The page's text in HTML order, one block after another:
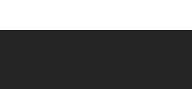
teleoperação bimanual para